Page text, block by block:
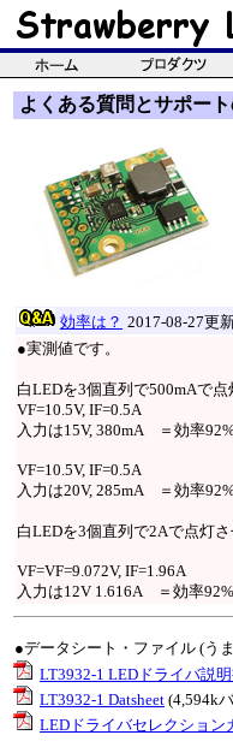
よくある質問とサポート
効率は？ 2017-08-27更
●実測値です。
白LEDを3個直列で500mAで点
VF=10.5V, IF=0.5A
入力は15V, 380mA ＝効率
VF=10.5V, IF=0.5A
入力は20V, 285mA ＝効率
白LEDを3個直列で2Aで点灯さ
VF=VF=9.072V, IF=1.96A
入力は12V 1.616A ＝効率92%
●データシート・ファイル (う
LT3932-1 LEDドライバ説
LT3932-1 Datsheet (4,594k
LEDドライバセレクション